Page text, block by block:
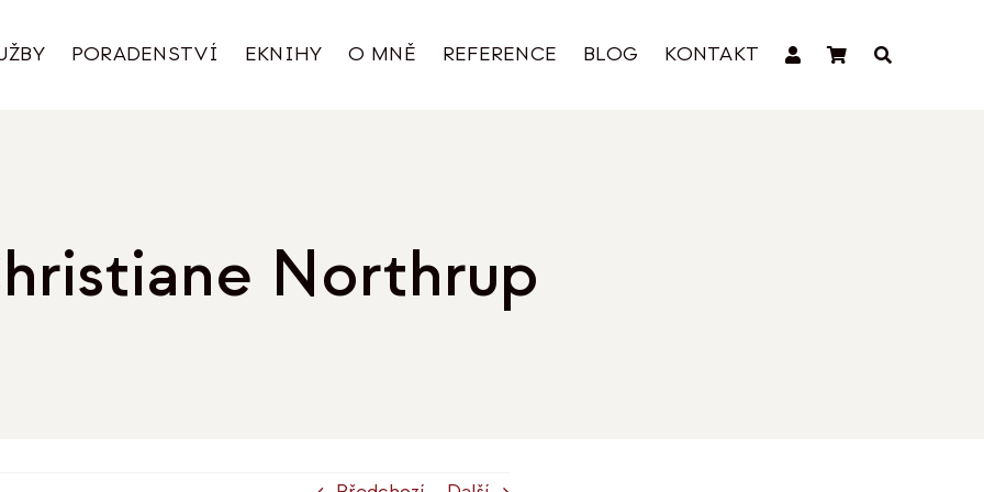
PORADENSTVÍ EKNIHY O MNĚ REFERENCE BLOG KONTAKT
Northrup